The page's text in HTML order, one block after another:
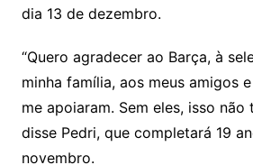
dia 13 de dezembro.
“Quero agradecer ao Barça, à
minha família, aos meus amigos
me apoiaram. Sem eles, isso não
disse Pedri, que completará 19
novembro.